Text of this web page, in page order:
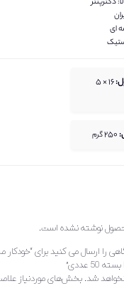
نشده است.
بخش‌های موردنیاز علامت‌گذاری